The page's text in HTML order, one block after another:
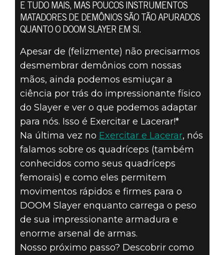
DOOM® Eternal
27 de abril de 2019
EXERCITAR E
LACERAR #1B –
EXERCÍCIOS
QUÁDRUPLOS
PARA
ARMAMENTOS
E TUDO MAIS, MAS POUCOS INSTRUMENTOS
MATADORES DE DEMÔNIOS SÃO TÃO APURADOS
QUANTO O DOOM SLAYER EM SI.
Apesar de (felizmente) não precisarmos
desmembrar demônios com nossas
mãos, ainda podemos esmiuçar a
ciência por trás do impressionante físico
do Slayer e ver o que podemos adaptar
para nós. Isso é Exercitar e Lacerar!*
Na última vez no Exercitar e Lacerar, nós
falamos sobre os quadríceps (também
conhecidos como seus quadríceps
femorais) e como eles permitem
movimentos rápidos e firmes para o
DOOM Slayer enquanto carrega o peso
de sua impressionante armadura e
enorme arsenal de armas.
Nosso próximo passo? Descobrir como